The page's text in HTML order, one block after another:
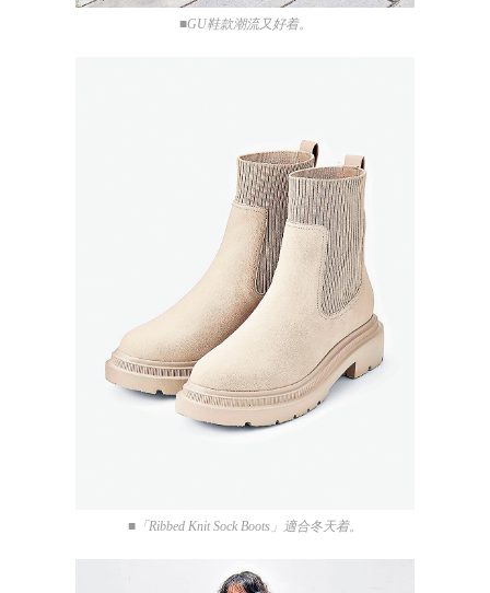
■GU鞋款潮流又好着。
■「Ribbed Knit Sock Boots」適合冬天着。